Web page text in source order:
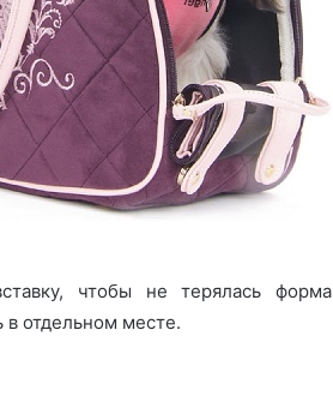
чтобы не терялась форма
в отдельном месте.